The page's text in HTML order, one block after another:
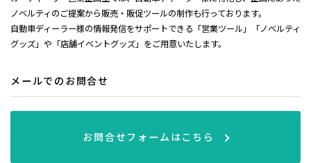
ノベルティのご提案から販売・販促ツールの制作も行っております。
自動車ディーラー様の情報発信をサポートできる「営業ツール」「ノベルティ
グッズ」や「店舗イベントグッズ」をご用意いたします。
メールでのお問合せ
お問合せフォームはこちら